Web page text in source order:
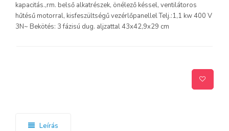
kapacitás.,rm. belső alkatrészek, önélező késsel, ventilátoros
hűtésű motorral, kisfeszültségű vezérlőpanellel Telj.:1,1 kw 400 V
3N~ Bekötés: 3 fázisú dug. aljzattal 43x42,9x29 cm
Leírás